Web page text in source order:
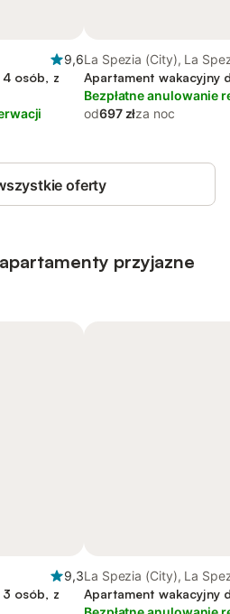
9,6
osób, z
La Spezia (City), La
Apartament wakacyjny
Bezpłatne anulowanie
od697 złza noc
oferty
przyjazne
9,3
osób, z
La Spezia (City), La
Apartament wakacyjny